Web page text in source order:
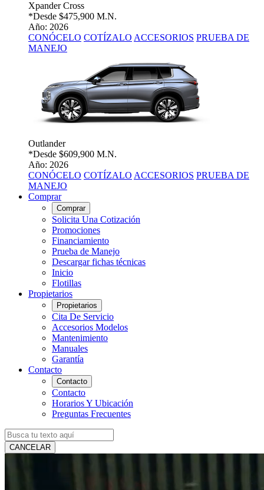
Xpander Cross
*Desde $475,900 M.N.
Año: 2026
CONÓCELO COTÍZALO ACCESORIOS PRUEBA DE
MANEJO
Outlander
*Desde $609,900 M.N.
Año: 2026
CONÓCELO COTÍZALO ACCESORIOS PRUEBA DE
MANEJO
Comprar
Comprar
Solicita Una Cotización
Promociones
Financiamiento
Prueba de Manejo
Descargar fichas técnicas
Inicio
Flotillas
Propietarios
Propietarios
Cita De Servicio
Accesorios Modelos
Mantenimiento
Manuales
Garantía
Contacto
Contacto
Contacto
Horarios Y Ubicación
Preguntas Frecuentes
CANCELAR